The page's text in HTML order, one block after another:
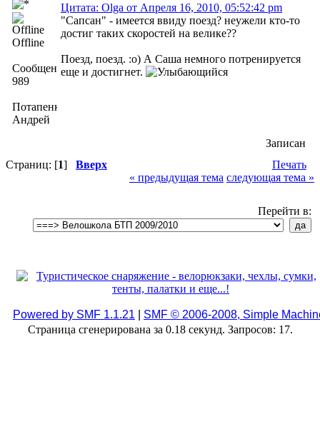
Offline
Сообщений:
989
Потапенко
Андрей
Цитата: Olga от Апреля 16, 2010, 05:52:42 pm
"Сапсан" - имеется ввиду поезд? неужели кто-то
достиг таких скоростей на велике??
Поезд, поезд. :о) А Саша немного потренируется
еще и достигнет.
Записан
Страниц: [1] Вверх
Печать
« предыдущая тема следующая тема »
Перейти в:
Powered by SMF 1.1.21
SMF © 2006-2008, Simple
Страница сгенерирована за 0.18 секунд. Запросов: 17.